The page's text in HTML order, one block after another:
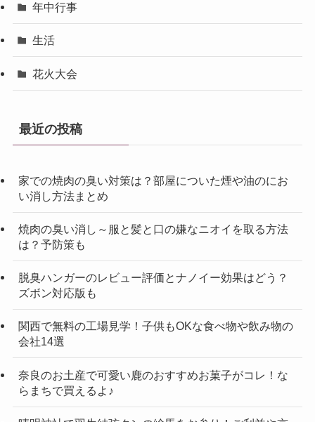
年中行事
生活
花火大会
最近の投稿
家での焼肉の臭い対策は？部屋についた煙や油のにお
い消し方法まとめ
焼肉の臭い消し～服と髪と口の嫌なニオイを取る方法
は？予防策も
脱臭ハンガーのレビュー評価とナノイー効果はどう？
ズボン対応版も
関西で無料の工場見学！子供もOKな食べ物や飲み物の
会社14選
奈良のお土産で可愛い鹿のおすすめお菓子がコレ！な
らまちで買えるよ♪